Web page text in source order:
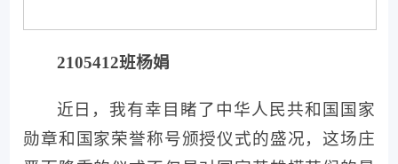
2105412班杨娟
近日，我有幸目睹了中华人民共和国国家
勋章和国家荣誉称号颁授仪式的盛况，这场庄